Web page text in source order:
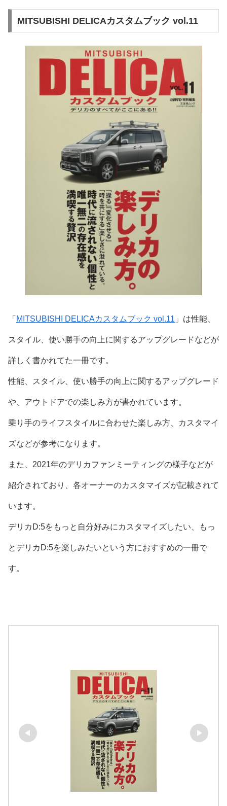
MITSUBISHI DELICAカスタムブック vol.11
「 MITSUBISHI DELICAカスタムブック vol.11 」は性能、
スタイル、使い勝手の向上に関するアップグレードなどが
詳しく書かれてた一冊です。
性能、スタイル、使い勝手の向上に関するアップグレード
や、アウトドアでの楽しみ方が書かれています。
乗り手のライフスタイルに合わせた楽しみ方、カスタマイ
ズなどが参考になります。
また、2021年のデリカファンミーティングの様子などが
紹介されており、各オーナーのカスタマイズが記載されて
います。
デリカD:5をもっと自分好みにカスタマイズしたい、もっ
とデリカD:5を楽しみたいという方におすすめの一冊で
す。